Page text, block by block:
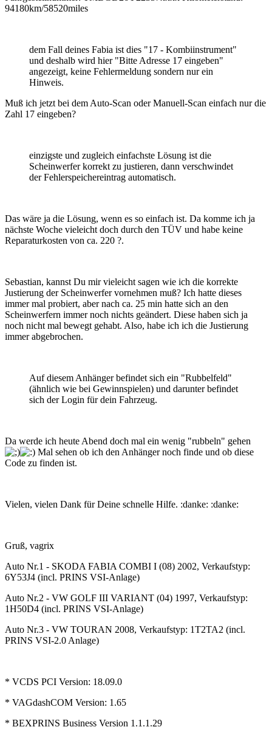
94180km/58520miles
dem Fall deines Fabia ist dies "17 - Kombiinstrument"
und deshalb wird hier "Bitte Adresse 17 eingeben"
angezeigt, keine Fehlermeldung sondern nur ein
Hinweis.
Muß ich jetzt bei dem Auto-Scan oder Manuell-Scan einfach nur die
Zahl 17 eingeben?
einzigste und zugleich einfachste Lösung ist die
Scheinwerfer korrekt zu justieren, dann verschwindet
der Fehlerspeichereintrag automatisch.
Das wäre ja die Lösung, wenn es so einfach ist. Da komme ich ja
nächste Woche vieleicht doch durch den TÜV und habe keine
Reparaturkosten von ca. 220 ?.
Sebastian, kannst Du mir vieleicht sagen wie ich die korrekte
Justierung der Scheinwerfer vornehmen muß? Ich hatte dieses
immer mal probiert, aber nach ca. 25 min hatte sich an den
Scheinwerfern immer noch nichts geändert. Diese haben sich ja
noch nicht mal bewegt gehabt. Also, habe ich ich die Justierung
immer abgebrochen.
Auf diesem Anhänger befindet sich ein "Rubbelfeld"
(ähnlich wie bei Gewinnspielen) und darunter befindet
sich der Login für dein Fahrzeug.
Da werde ich heute Abend doch mal ein wenig "rubbeln" gehen
Mal sehen ob ich den Anhänger noch finde und ob diese
Code zu finden ist.
Vielen, vielen Dank für Deine schnelle Hilfe. :danke: :danke:
Gruß, vagrix
Auto Nr.1 - SKODA FABIA COMBI I (08) 2002, Verkaufstyp:
6Y53J4 (incl. PRINS VSI-Anlage)
Auto Nr.2 - VW GOLF III VARIANT (04) 1997, Verkaufstyp:
1H50D4 (incl. PRINS VSI-Anlage)
Auto Nr.3 - VW TOURAN 2008, Verkaufstyp: 1T2TA2 (incl.
PRINS VSI-2.0 Anlage)
* VCDS PCI Version: 18.09.0
* VAGdashCOM Version: 1.65
* BEXPRINS Business Version 1.1.1.29